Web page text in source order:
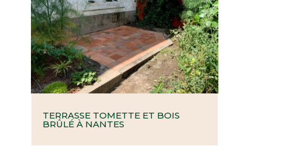
TERRASSE TOMETTE ET BOIS
BRÛLÉ À NANTES